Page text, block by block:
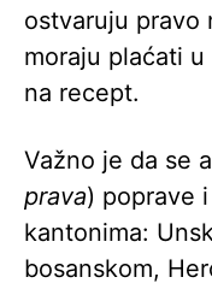
ostvaruju pravo
moraju plaćati
na recept.
Važno je da se
prava) poprave
kantonima:
bosanskom,